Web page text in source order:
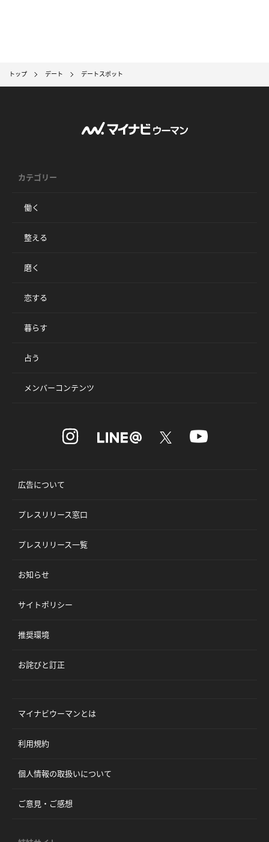
トップ デート デートスポット
カテゴリー
働く
整える
磨く
恋する
暮らす
占う
メンバーコンテンツ
広告について
プレスリリース窓口
プレスリリース一覧
お知らせ
サイトポリシー
推奨環境
お詫びと訂正
マイナビウーマンとは
利用規約
個人情報の取扱いについて
ご意見・ご感想